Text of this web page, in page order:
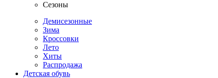
Сезоны
Демисезонные
Зима
Кроссовки
Лето
Хиты
Распродажа
Детская обувь